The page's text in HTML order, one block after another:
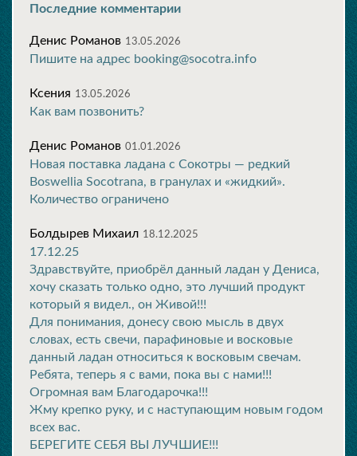
Последние комментарии
Денис Романов 13.05.2026
Пишите на адрес booking@socotra.info
Ксения 13.05.2026
Как вам позвонить?
Денис Романов 01.01.2026
Новая поставка ладана с Сокотры — редкий
Boswellia Socotrana, в гранулах и «жидкий».
Количество ограничено
Болдырев Михаил 18.12.2025
17.12.25
Здравствуйте, приобрёл данный ладан у Дениса,
хочу сказать только одно, это лучший продукт
который я видел., он Живой!!!
Для понимания, донесу свою мысль в двух
словах, есть свечи, парафиновые и восковые
данный ладан относиться к восковым свечам.
Ребята, теперь я с вами, пока вы с нами!!!
Огромная вам Благодарочка!!!
Жму крепко руку, и с наступающим новым годом
всех вас.
БЕРЕГИТЕ СЕБЯ ВЫ ЛУЧШИЕ!!!